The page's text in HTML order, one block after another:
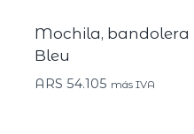
Mochila,
Bleu
ARS 54.105 más IVA